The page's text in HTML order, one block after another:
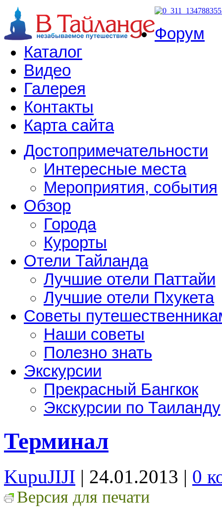
Форум
Каталог
Видео
Галерея
Контакты
Карта сайта
Достопримечательности
Интересные места
Мероприятия, события
Обзор
Города
Курорты
Отели Тайланда
Лучшие отели Паттайи
Лучшие отели Пхукета
Советы
Наши советы
Полезно знать
Экскурсии
Прекрасный Бангкок
Экскурсии по Таиланду
Терминал
KupuJIJI | 24.01.2013 | 0
Версия для печати